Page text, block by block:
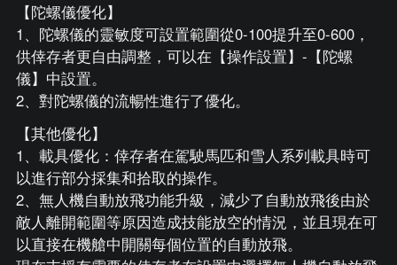
【陀螺儀優化】
1、陀螺儀的靈敏度可設置範圍從0-100提升至0-600，
供倖存者更自由調整，可以在【操作設置】-【陀螺
儀】中設置。
2、對陀螺儀的流暢性進行了優化。
【其他優化】
1、載具優化：倖存者在駕駛馬匹和雪人系列載具時可
以進行部分採集和拾取的操作。
2、無人機自動放飛功能升級，減少了自動放飛後由於
敵人離開範圍等原因造成技能放空的情況，並且現在可
以直接在機艙中開關每個位置的自動放飛。